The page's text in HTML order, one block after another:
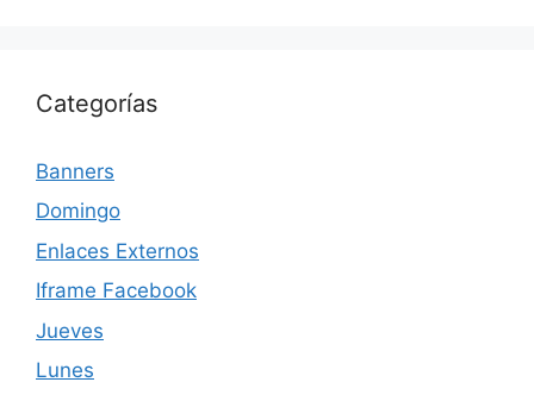
Categorías
Banners
Domingo
Enlaces Externos
Iframe Facebook
Jueves
Lunes